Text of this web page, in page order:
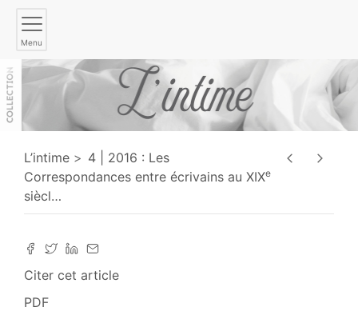
Menu
L’intime
4 | 2016 : Les
Correspondances entre écrivains au XIXe
siècl…
Citer cet article
PDF